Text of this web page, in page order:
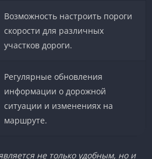
Возможность настроить пороги
скорости для различных
участков дороги.
Регулярные обновления
информации о дорожной
ситуации и изменениях на
маршруте.
не только удобным, но и